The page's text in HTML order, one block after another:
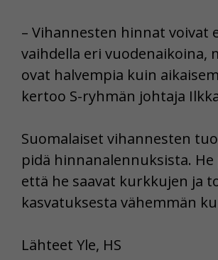
– Vihannesten hinnat voivat
vaihdella eri vuodenaikoina,
ovat halvempia kuin
kertoo S-ryhmän johtaja
Suomalaiset vihannesten
pidä hinnanalennuksista. He
että he saavat kurkkujen ja
kasvatuksesta vähemmän
Lähteet Yle, HS